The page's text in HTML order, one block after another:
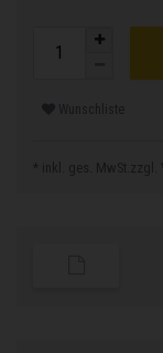
Wunschliste
* inkl. ges. MwSt.zzgl.